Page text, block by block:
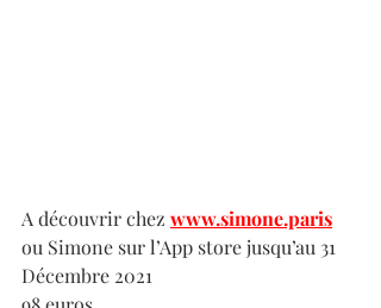
A découvrir chez www.simone.paris
ou Simone sur l’App store jusqu’au 31
Décembre 2021